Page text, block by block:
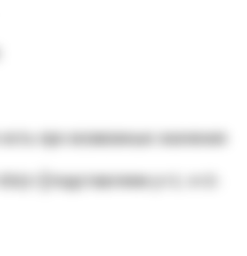
про возможные значения
y=1; x=2-